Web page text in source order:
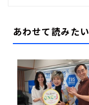
あわせて読みたい